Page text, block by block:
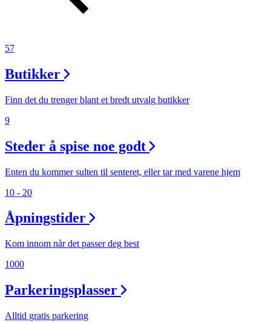
Åpningstider
Ledige stillinger
57
Butikker
Finn det du trenger blant et bredt utvalg butikker
9
Steder å spise noe godt
Enten du kommer sulten til senteret, eller tar med varene hjem
10 - 20
Åpningstider
Kom innom når det passer deg best
1000
Parkeringsplasser
Alltid gratis parkering